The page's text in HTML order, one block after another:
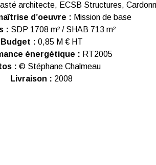
architecte, ECSB Structures,
d’oeuvre : Mission de base
: SDP 1708 m² / SHAB 713 m²
Budget : 0,85 M € HT
énergétique : RT2005
: © Stéphane Chalmeau
Livraison : 2008